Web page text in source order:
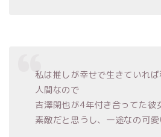
私は推しが幸せで生きていれ
人間なので
吉澤閑也が4年付き合ってた彼
素敵だと思うし、一途なの可